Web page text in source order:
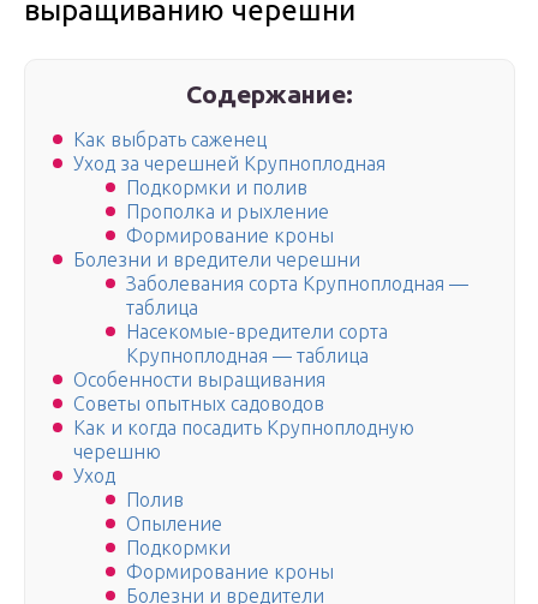
выращиванию черешни
Содержание:
Как выбрать саженец
Уход за черешней Крупноплодная
Подкормки и полив
Прополка и рыхление
Формирование кроны
Болезни и вредители черешни
Заболевания сорта Крупноплодная —
таблица
Насекомые-вредители сорта
Крупноплодная — таблица
Особенности выращивания
Советы опытных садоводов
Как и когда посадить Крупноплодную
черешню
Уход
Полив
Опыление
Подкормки
Формирование кроны
Болезни и вредители